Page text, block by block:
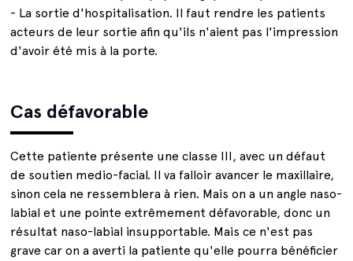
- La sortie d'hospitalisation. Il faut rendre les patients
acteurs de leur sortie afin qu'ils n'aient pas l'impression
d'avoir été mis à la porte.
Cas défavorable
Cette patiente présente une classe III, avec un défaut
de soutien medio-facial. Il va falloir avancer le maxillaire,
sinon cela ne ressemblera à rien. Mais on a un angle naso-
labial et une pointe extrêmement défavorable, donc un
résultat naso-labial insupportable. Mais ce n'est pas
grave car on a averti la patiente qu'elle pourra bénéficier